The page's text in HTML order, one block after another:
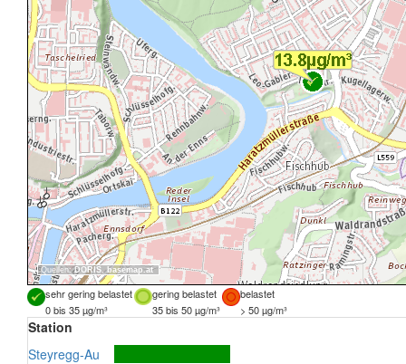
Quellen:DORIS, basemap.at
sehr gering belastet gering belastet
belastet
0 bis 35 µg/m³
35 bis 50 µg/m³ > 50 µg/m³
Station
Steyregg-Au